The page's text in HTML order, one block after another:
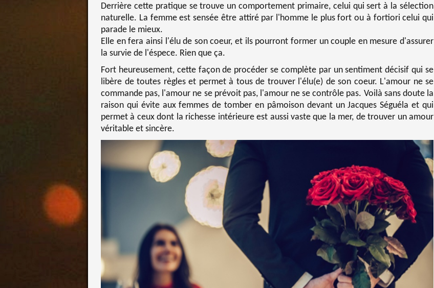
Derrière cette pratique se trouve un comportement primaire, celui qui sert à la sélection
naturelle. La femme est sensée être attiré par l'homme le plus fort ou à fortiori celui qui
parade le mieux.
Elle en fera ainsi l'élu de son coeur, et ils pourront former un couple en mesure d'assurer
la survie de l'éspece. Rien que ça.
Fort heureusement, cette façon de procéder se complète par un sentiment décisif qui se
libère de toutes règles et permet à tous de trouver l'élu(e) de son coeur. L'amour ne se
commande pas, l'amour ne se prévoit pas, l'amour ne se contrôle pas. Voilà sans doute la
raison qui évite aux femmes de tomber en pâmoison devant un Jacques Séguéla et qui
permet à ceux dont la richesse intérieure est aussi vaste que la mer, de trouver un amour
véritable et sincère.